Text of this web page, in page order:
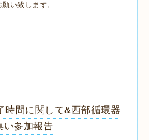
い致します。
時間に関して&西部循環器
い参加報告